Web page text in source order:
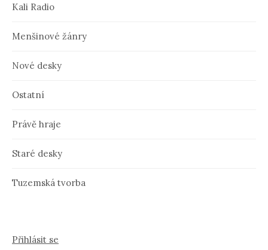
Kali Radio
Menšinové žánry
Nové desky
Ostatní
Právě hraje
Staré desky
Tuzemská tvorba
Přihlásit se